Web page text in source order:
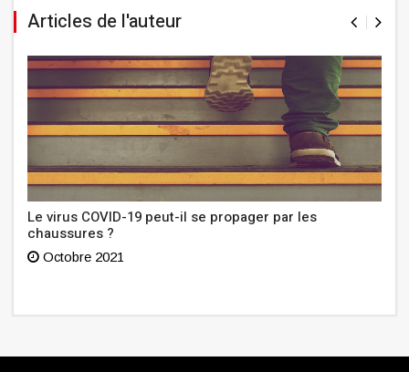
Articles de l'auteur
Le virus COVID-19 peut-il se propager par les
chaussures ?
Octobre 2021